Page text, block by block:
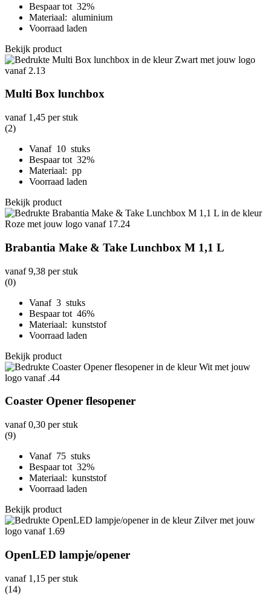
Bespaar tot 32%
Materiaal: aluminium
Voorraad laden
Bekijk product
Multi Box lunchbox
vanaf 1,45 per stuk
(2)
Vanaf 10 stuks
Bespaar tot 32%
Materiaal: pp
Voorraad laden
Bekijk product
Brabantia Make & Take Lunchbox M 1,1 L
vanaf9,38 per stuk
(0)
Vanaf 3 stuks
Bespaar tot 46%
Materiaal: kunststof
Voorraad laden
Bekijk product
Coaster Opener flesopener
vanaf0,30 per stuk
(9)
Vanaf 75 stuks
Bespaar tot 32%
Materiaal: kunststof
Voorraad laden
Bekijk product
OpenLED lampje/opener
vanaf 1,15 per stuk
(14)